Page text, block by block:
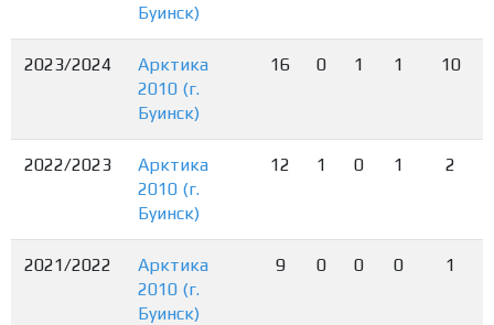
Буинск)
2023/2024
Арктика
2010 (г.
Буинск)
16 0 1 1 10
2022/2023
Арктика
2010 (г.
Буинск)
12 1 0 1 2
2021/2022
Арктика
2010 (г.
Буинск)
9 0 0 0 1